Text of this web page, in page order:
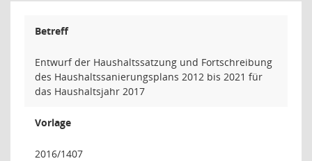
Betreff
Entwurf der Haushaltssatzung und Fortschreibung
des Haushaltssanierungsplans 2012 bis 2021 für
das Haushaltsjahr 2017
Vorlage
2016/1407